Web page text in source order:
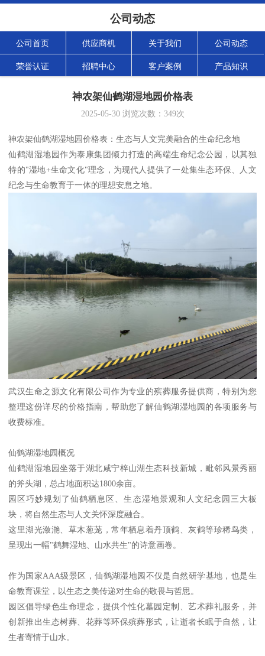
公司动态
公司首页 供应商机 关于我们 公司动态
荣誉认证 招聘中心 客户案例 产品知识
神农架仙鹤湖湿地园价格表
2025-05-30浏览次数： 349次
神农架仙鹤湖湿地园价格表：生态与人文完美融合的生命纪念地
仙鹤湖湿地园作为泰康集团倾力打造的高端生命纪念公园，以其独
特的"湿地+生命文化"理念，为现代人提供了一处集生态环保、人文
纪念与生命教育于一体的理想安息之地。
武汉生命之源文化有限公司作为专业的殡葬服务提供商，特别为您
整理这份详尽的价格指南，帮助您了解仙鹤湖湿地园的各项服务与
收费标准。
仙鹤湖湿地园概况
仙鹤湖湿地园坐落于湖北咸宁梓山湖生态科技新城，毗邻风景秀丽
的斧头湖，总占地面积达1800余亩。
园区巧妙规划了仙鹤栖息区、生态湿地景观和人文纪念园三大板
块，将自然生态与人文关怀深度融合。
这里湖光潋滟、草木葱茏，常年栖息着丹顶鹤、灰鹤等珍稀鸟类，
呈现出一幅"鹤舞湿地、山水共生"的诗意画卷。
作为国家AAA级景区，仙鹤湖湿地园不仅是自然研学基地，也是生
命教育课堂，以生态之美传递对生命的敬畏与哲思。
园区倡导绿色生命理念，提供个性化墓园定制、艺术葬礼服务，并
创新推出生态树葬、花葬等环保殡葬形式，让逝者长眠于自然，让
生者寄情于山水。